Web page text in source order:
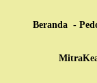
Beranda